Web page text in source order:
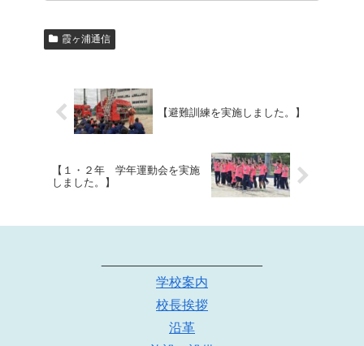
霞ヶ浦通信
【避難訓練を実施しました。】
【１・２年 学年運動会を実施
しました。】
学校案内
校長挨拶
沿革